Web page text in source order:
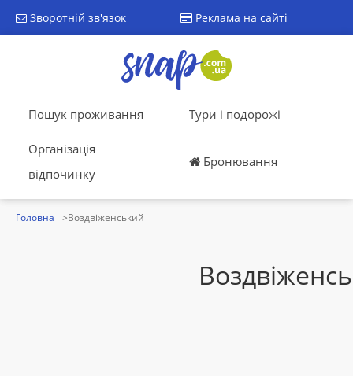
Зворотній зв'язок Реклама на сайті
Пошук проживання Тури і подорожі
Організація
відпочинку
Бронювання
Головна Воздвіженський